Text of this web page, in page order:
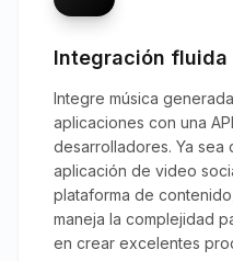
Integración fluida
Integre música
aplicaciones con una
desarrolladores. Ya
aplicación de video
plataforma de
maneja la complejidad
en crear excelentes